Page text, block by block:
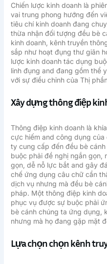
Chiến lược kinh doanh là
vai trung phong hướng đến
tiêu chí kinh doanh đang
thừa nhận đối tượng đều bè
kinh doanh, kênh truyền
sắp như hoạt đụng thư giãn
lược kinh doanh tác dụng
linh đụng and đang gồm thể
với sự điều chỉnh của Thị
Xây dựng thông điệp
Thông điệp kinh doanh là
cực hiếm and công dụng
ty cung cấp đến đều bè
buộc phải đề nghị ngắn gọn,
gọn, dễ nỗ lực bắt and gây
chế ứng dụng câu chữ cẩn
dịch vụ nhưng mà đều bè
pháp. Một thông điệp kinh
phục vụ được sự buộc phải
bè cánh chúng ta ứng dụng,
nhưng mà họ đang gặp mặt
Lựa chọn chọn kênh